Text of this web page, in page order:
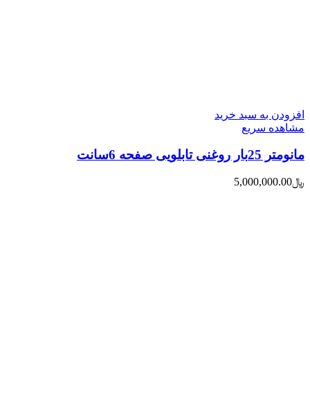
افزودن به سبد خرید
مشاهده سریع
مانومتر 25بار روغنی تابلویی صفحه 6سانت
﷼5,000,000.00